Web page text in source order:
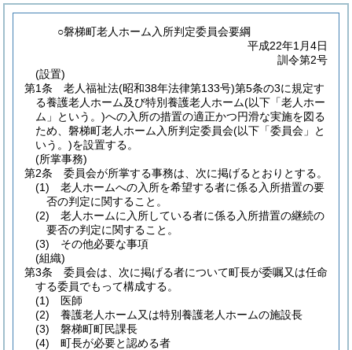
○磐梯町老人ホーム入所判定委員会要綱
平成22年1月4日
訓令第2号
(設置)
第1条
老人福祉法(昭和38年法律第133号)第5条の3に規定す
る養護老人ホーム及び特別養護老人ホーム(以下「老人ホー
ム」という。)への入所の措置の適正かつ円滑な実施を図る
ため、磐梯町老人ホーム入所判定委員会(以下「委員会」と
いう。)を設置する。
(所掌事務)
第2条
委員会が所掌する事務は、次に掲げるとおりとする。
(1)
老人ホームへの入所を希望する者に係る入所措置の要
否の判定に関すること。
(2)
老人ホームに入所している者に係る入所措置の継続の
要否の判定に関すること。
(3)
その他必要な事項
(組織)
第3条
委員会は、次に掲げる者について町長が委嘱又は任命
する委員でもって構成する。
(1)
医師
(2)
養護老人ホーム又は特別養護老人ホームの施設長
(3)
磐梯町町民課長
(4)
町長が必要と認める者